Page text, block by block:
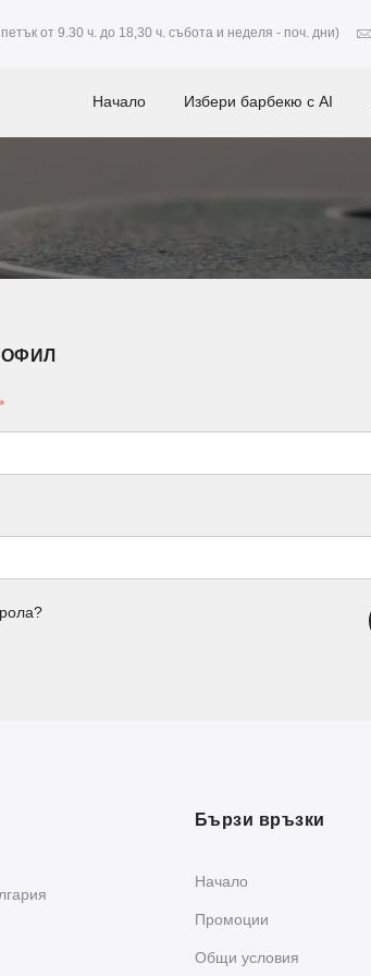
от 9.30 ч. до 18,30 ч. събота и неделя - поч. дни)
Начало Избери барбекю с AI
*
Бързи връзки
Начало
Промоции
Общи условия